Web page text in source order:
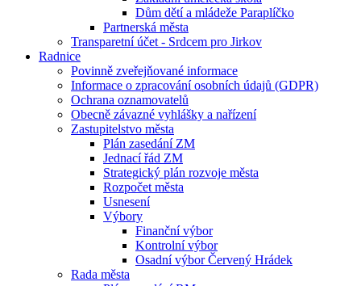
Dům dětí a mládeže Paraplíčko
Partnerská města
Transparetní účet - Srdcem pro Jirkov
Radnice
Povinně zveřejňované informace
Informace o zpracování osobních údajů (GDPR)
Ochrana oznamovatelů
Obecně závazné vyhlášky a nařízení
Zastupitelstvo města
Plán zasedání ZM
Jednací řád ZM
Strategický plán rozvoje města
Rozpočet města
Usnesení
Výbory
Finanční výbor
Kontrolní výbor
Osadní výbor Červený Hrádek
Rada města